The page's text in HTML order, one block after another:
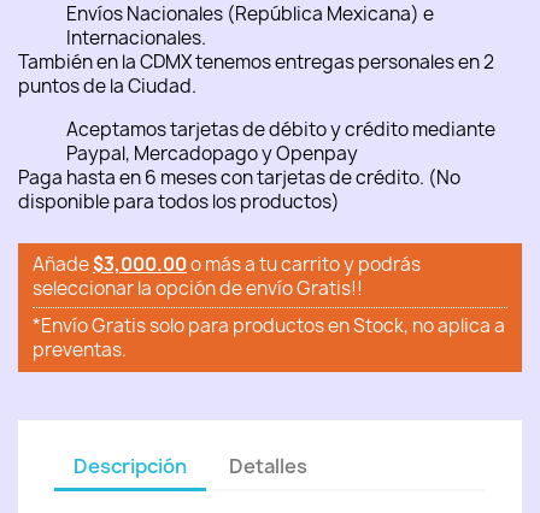
Envíos Nacionales (República Mexicana) e
Internacionales.
También en la CDMX tenemos entregas personales en 2
puntos de la Ciudad.
Aceptamos tarjetas de débito y crédito mediante
Paypal, Mercadopago y Openpay
Paga hasta en 6 meses con tarjetas de crédito. (No
disponible para todos los productos)
Añade$3,000.00o más a tu carrito y podrás
seleccionar la opción de envío Gratis!!
*Envío Gratis solo para productos en Stock, no aplica a
preventas.
Descripción Detalles